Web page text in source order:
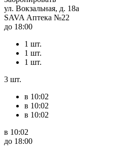
ул. Вокзальная, д. 18а
SAVA Аптека №22
до 18:00
1 шт.
1 шт.
1 шт.
3 шт.
в 10:02
в 10:02
в 10:02
в 10:02
до 18:00